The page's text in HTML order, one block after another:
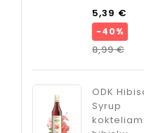
5,39 €
−40%
8,99 €
ODK
Syrup